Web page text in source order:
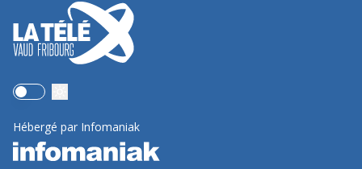
Use setting
Hébergé par Infomaniak